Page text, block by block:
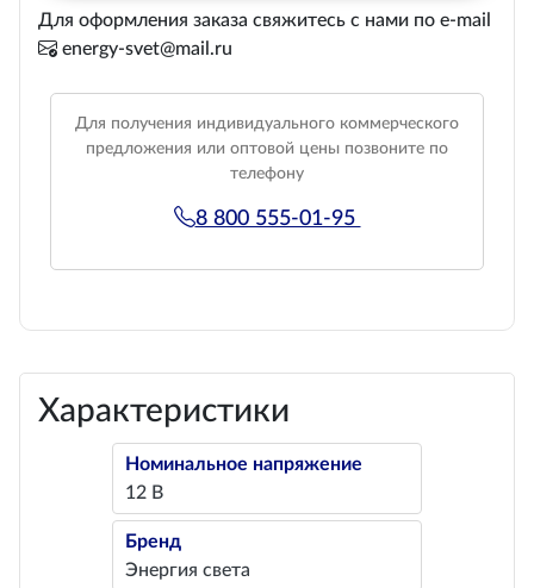
Для оформления заказа свяжитесь с нами по e-mail
energy-svet@mail.ru
Для получения индивидуального коммерческого
предложения или оптовой цены позвоните по
телефону
8 800 555-01-95
Характеристики
Номинальное напряжение
12 В
Бренд
Энергия света